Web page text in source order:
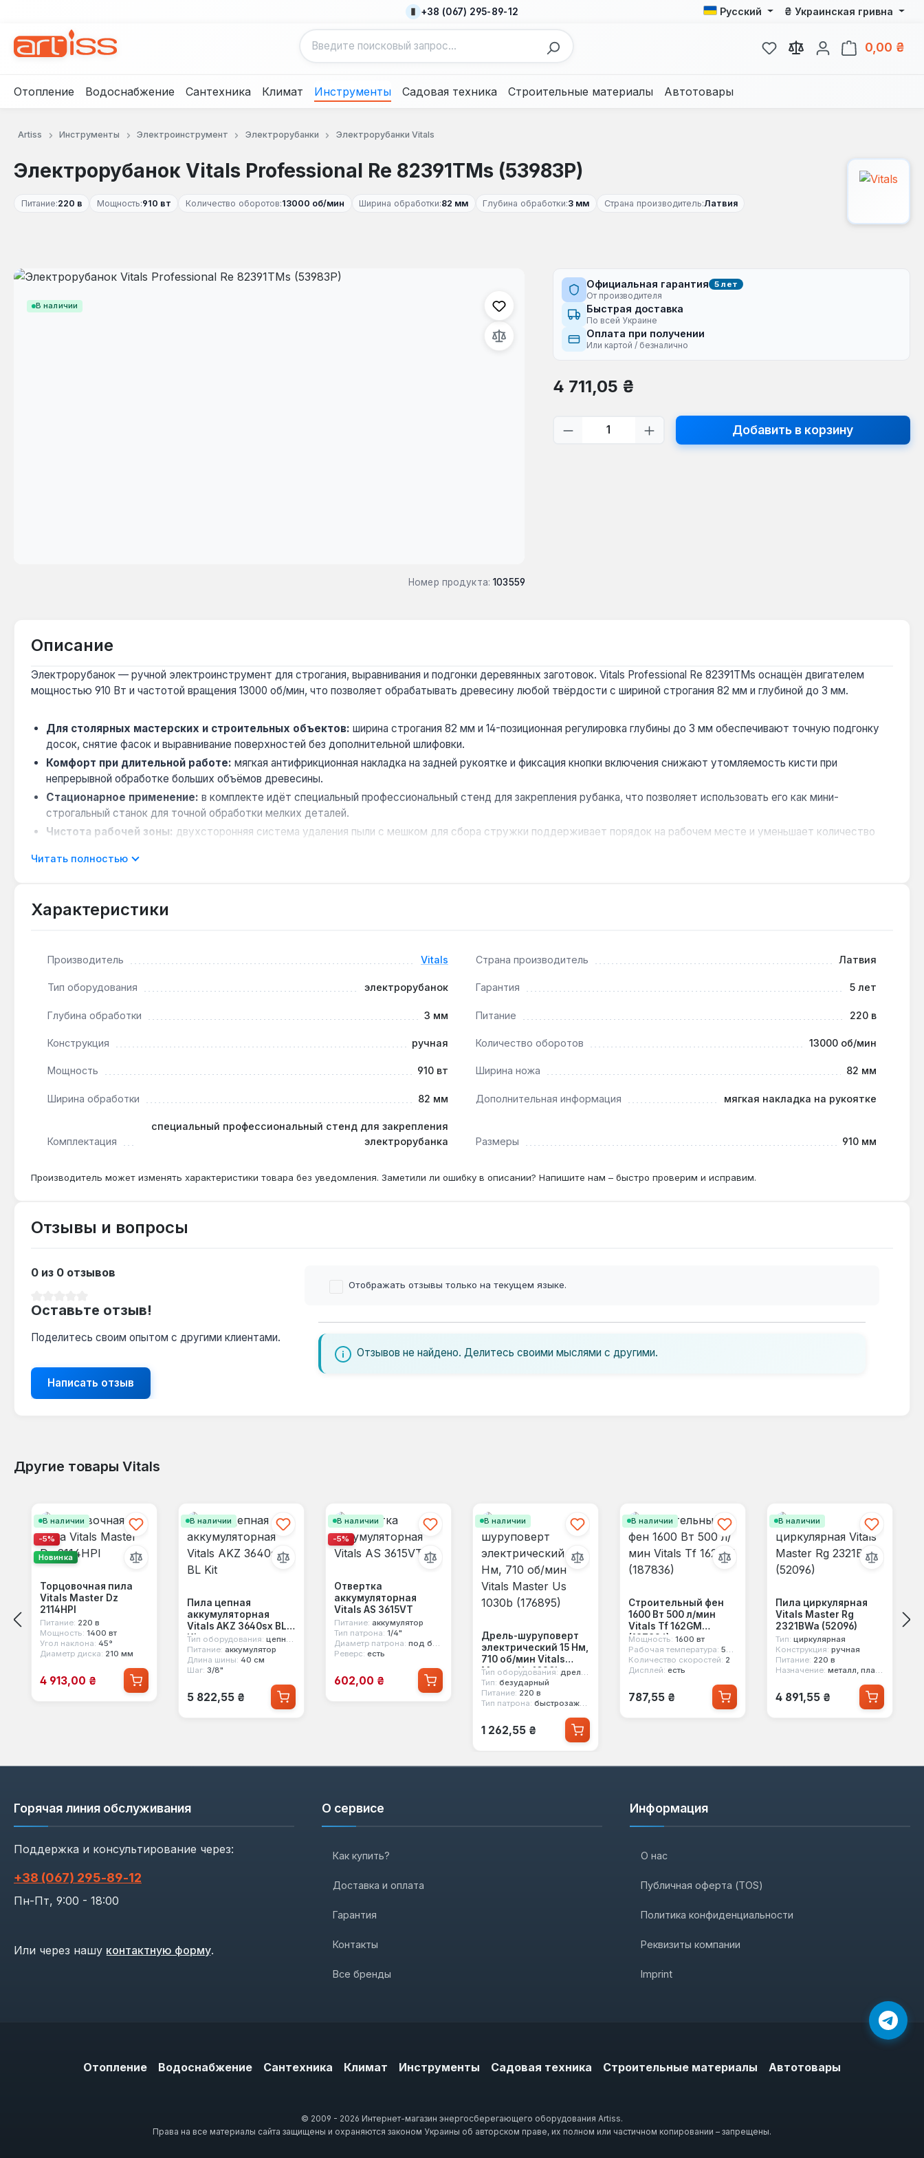
+38 (067) 295-89-12 Русский ₴ Украинская гривна
У вас есть товары из
0,00 ₴
Отопление Водоснабжение Сантехника Климат Инструменты Садовая техника Строительные материалы Автотовары
Artiss Инструменты Электроинструмент Электрорубанки Электрорубанки Vitals
Электрорубанок Vitals Professional Re 82391TMs (53983P)
Питание:220 в Мощность:910 вт Количество оборотов:13000 об/мин Ширина обработки:82 мм Глубина обработки:3 мм Страна производитель:Латвия
В наличии
Пропустить галерею изображений
Номер продукта: 103559
Официальная гарантия 5 лет
От производителя
Быстрая доставка
По всей Украине
Оплата при получении
Или картой / безналично
Обычная цена:
4 711,05 ₴
Количество продукта: введите желаемое
Добавить в корзину
Описание
Электрорубанок — ручной электроинструмент для строгания, выравнивания и подгонки деревянных заготовок. Vitals Professional Re 82391TMs оснащён двигателем
мощностью 910 Вт и частотой вращения 13000 об/мин, что позволяет обрабатывать древесину любой твёрдости с шириной строгания 82 мм и глубиной до 3 мм.
Для столярных мастерских и строительных объектов: ширина строгания 82 мм и 14-позиционная регулировка глубины до 3 мм обеспечивают точную подгонку
досок, снятие фасок и выравнивание поверхностей без дополнительной шлифовки.
Комфорт при длительной работе: мягкая антифрикционная накладка на задней рукоятке и фиксация кнопки включения снижают утомляемость кисти при
непрерывной обработке больших объёмов древесины.
Стационарное применение: в комплекте идёт специальный профессиональный стенд для закрепления рубанка, что позволяет использовать его как мини-
строгальный станок для точной обработки мелких деталей.
Чистота рабочей зоны: двухсторонняя система удаления пыли с мешком для сбора стружки поддерживает порядок на рабочем месте и уменьшает количество
Надёжность и обслуживание:
Электрорубанок подходит для выравнивания досок толщиной до 50 мм, подгонки деревянных элементов при монтаже мебели, снятия фасок с кромок и подготовки
Подходит ли для обработки твёрдых пород дерева, например дуба?
Можно ли использовать без мешка для пыли?
Да — двухсторонняя система удаления пыли позволяет подключить строительный пылесос через переходник (диаметр 35 мм) для более эффективного сбора
Читать полностью
Характеристики
Производитель Vitals Страна производитель Латвия
Тип оборудования электрорубанок Гарантия 5 лет
Глубина обработки 3 мм Питание 220 в
Конструкция ручная Количество оборотов 13000 об/мин
Мощность 910 вт Ширина ножа 82 мм
Ширина обработки 82 мм Дополнительная информация мягкая накладка на рукоятке
Комплектация
специальный профессиональный стенд для закрепления
электрорубанка
Размеры 910 мм
Производитель может изменять характеристики товара без уведомления. Заметили ли ошибку в описании? Напишите нам – быстро проверим и исправим.
Отзывы и вопросы
0 из 0 отзывов
Оставьте отзыв!
Поделитесь своим опытом с другими клиентами.
Написать отзыв
Отображать отзывы только на текущем языке.
Отзывов не найдено. Делитесь своими мыслями с другими.
Другие товары Vitals
В наличии
-5%
Новинка
Торцовочная пила
Vitals Master Dz
2114HPl
Питание: 220 в
Мощность: 1400 вт
Угол наклона: 45°
Диаметр диска: 210 мм
Цена продажи:
4 913,00 ₴
В наличии
Пила цепная
аккумуляторная
Vitals AKZ 3640sx BL
Kit
Тип оборудования: цепная аккумуляторная пила
Питание: аккумулятор
Длина шины: 40 см
Шаг: 3/8"
Обычная цена:
5 822,55 ₴
В наличии
-5%
Отвертка
аккумуляторная
Vitals AS 3615VT
Питание: аккумулятор
Тип патрона: 1/4"
Диаметр патрона: под биты
Реверс: есть
Цена продажи:
602,00 ₴
В наличии
Дрель-шуруповерт
электрический 15 Нм,
710 об/мин Vitals
Master Us 1030b
(176895)
Тип оборудования: дрель шуруповерт
Тип: безударный
Питание: 220 в
Тип патрона: быстрозажимной
Обычная цена:
1 262,55 ₴
В наличии
Строительный фен
1600 Вт 500 л/мин
Vitals Tf 162GM
(187836)
Мощность: 1600 вт
Рабочая температура: 500 °с
Количество скоростей: 2
Дисплей: есть
Обычная цена:
787,55 ₴
В наличии
Пила циркулярная
Vitals Master Rg
2321BWa (52096)
Тип: циркулярная
Конструкция: ручная
Питание: 220 в
Назначение: металл, пластик, древесина
Обычная цена:
4 891,55 ₴
Горячая линия обслуживания
Поддержка и консультирование через:
+38 (067) 295‑89‑12
Пн-Пт, 9:00 - 18:00
Или через нашу контактную форму.
О сервисе
Как купить?
Доставка и оплата
Гарантия
Контакты
Все бренды
Информация
О нас
Публичная оферта (TOS)
Политика конфиденциальности
Реквизиты компании
Imprint
Отопление Водоснабжение Сантехника Климат Инструменты Садовая техника Строительные материалы Автотовары
© 2009 - 2026 Интернет-магазин энергосберегающего оборудования Artiss.
Права на все материалы сайта защищены и охраняются законом Украины об авторском праве, их полном или частичном копировании – запрещены.